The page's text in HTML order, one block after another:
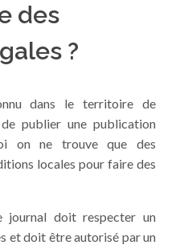
des
?
dans le territoire de
publier une publication
on ne trouve que des
locales pour faire des
journal doit respecter un
et doit être autorisé par un